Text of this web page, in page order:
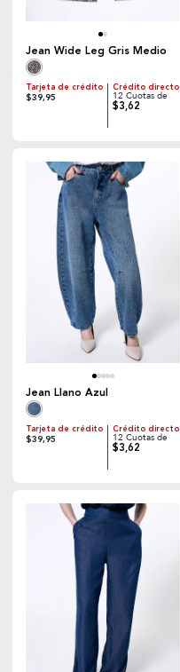
Jean Wide Leg Gris Medio
Tarjeta de crédito
$39,95
Crédito directo
12 Cuotas de
$3,62
Jean Llano Azul
Tarjeta de crédito
$39,95
Crédito directo
12 Cuotas de
$3,62